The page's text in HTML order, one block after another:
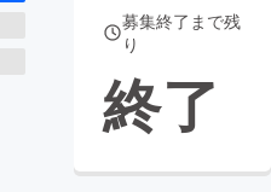
募集終了まで残
り
終了